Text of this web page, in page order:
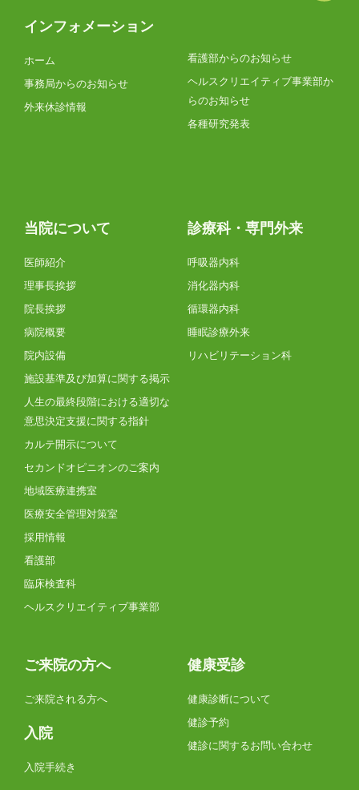
インフォメーション
ホーム
事務局からのお知らせ
外来休診情報
看護部からのお知らせ
ヘルスクリエイティブ事業部か
らのお知らせ
各種研究発表
当院について
医師紹介
理事長挨拶
院長挨拶
病院概要
院内設備
施設基準及び加算に関する掲示
人生の最終段階における適切な
意思決定支援に関する指針
カルテ開示について
セカンドオピニオンのご案内
地域医療連携室
医療安全管理対策室
採用情報
看護部
臨床検査科
ヘルスクリエイティブ事業部
診療科・専門外来
呼吸器内科
消化器内科
循環器内科
睡眠診療外来
リハビリテーション科
ご来院の方へ
ご来院される方へ
入院
入院手続き
健康受診
健康診断について
健診予約
健診に関するお問い合わせ